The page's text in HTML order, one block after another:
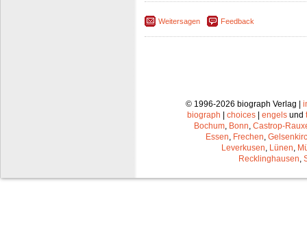
Weitersagen Feedback
© 1996-2026 biograph Verlag |
biograph | choices | engels und
Bochum Bonn Castrop-
Essen Frechen
Leverkusen Lünen
Recklinghausen